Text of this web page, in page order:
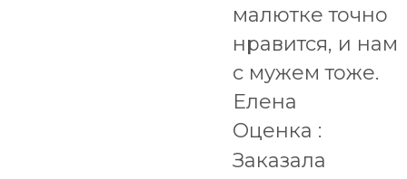
малютке точно
нравится, и нам
с мужем тоже.
Елена
Оценка :
Заказала